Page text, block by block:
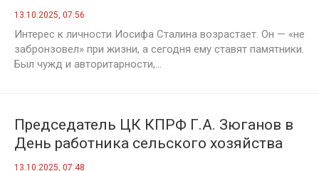
стабильности
13.10.2025, 07:56
Интерес к личности Иосифа Сталина возрастает. Он — «не
забронзовел» при жизни, а сегодня ему ставят памятники.
Был чужд и авторитарности,...
Председатель ЦК КПРФ Г.А. Зюганов в
День работника сельского хозяйства
дал интервью газете «Комсомольская
13.10.2025, 07:48